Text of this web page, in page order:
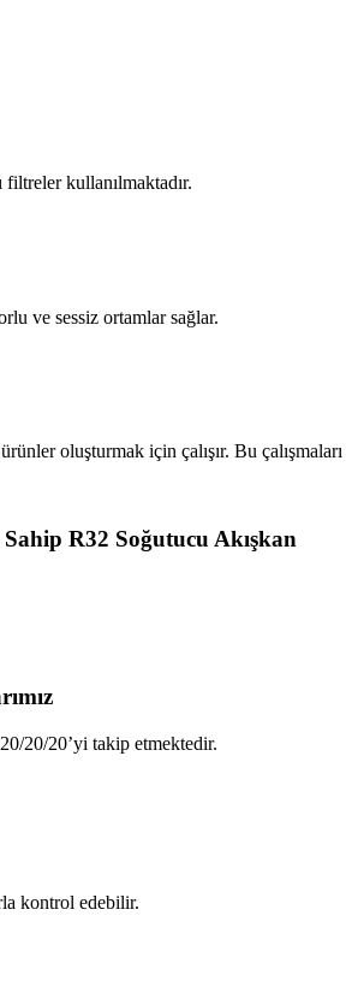
kullanılmaktadır.
ve sessiz ortamlar sağlar.
oluşturmak için çalışır. Bu
R32 Soğutucu Akışkan
20/20’yi takip etmektedir.
kontrol edebilir.